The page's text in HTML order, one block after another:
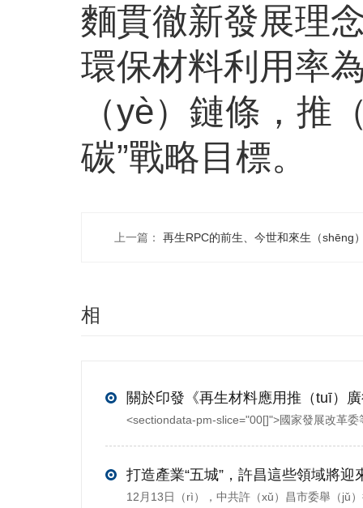
麵貫徹新發展理
環保材料利用率
（yè）鏈條，推
碳”戰略目標。
上一篇： 再生RPC的前生、今世和來生（shēng
相
關推薦
打造產業“五城”，許昌這些領域將迎